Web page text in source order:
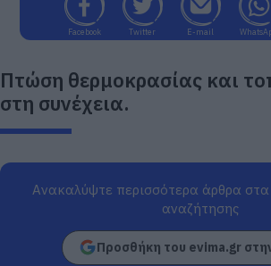
Facebook Twitter E-mail
Πτώση θερμοκρασίας και
στη συνέχεια.
Ανακαλύψτε περισσότερα άρθρα
αναζήτησης
Προσθήκη του evima.gr